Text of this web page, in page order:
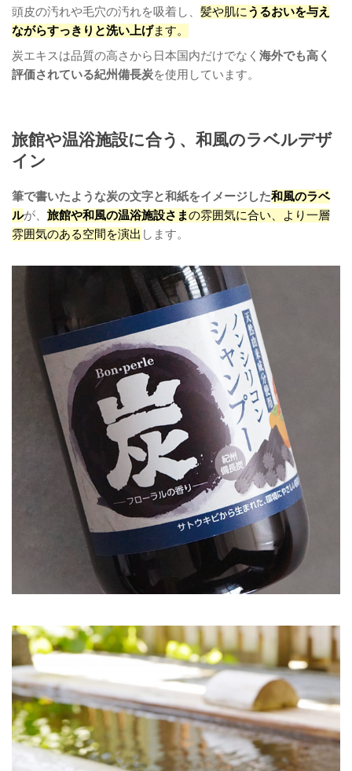
頭皮の汚れや毛穴の汚れを吸着し、 髪や肌にうるおいを与え
ながらすっきりと洗い上げます。
炭エキスは品質の高さから日本国内だけでなく 海外でも高く
評価されている紀州備長炭を使用しています。
旅館や温浴施設に合う、和風のラベルデザ
イン
筆で書いたような炭の文字と和紙をイメージした和風のラベ
ルが、 旅館や和風の温浴施設さまの雰囲気に合い、より一層
雰囲気のある空間を演出 します。